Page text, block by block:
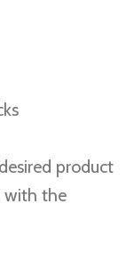
product
with the